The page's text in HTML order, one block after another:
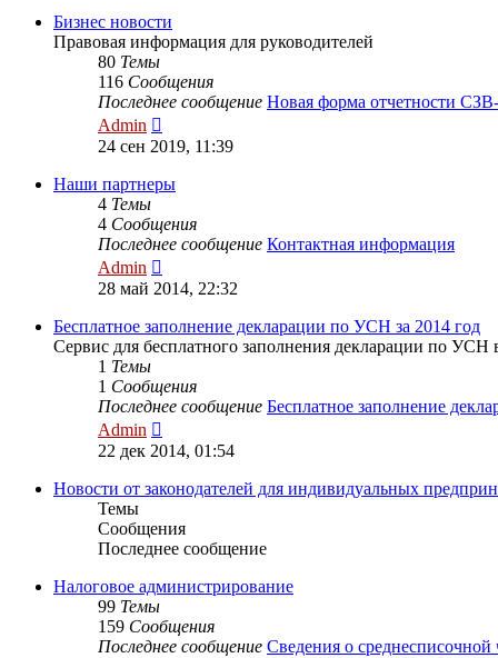
сообщению
Бизнес новости
Правовая информация для руководителей
80 Темы
116 Сообщения
Последнее сообщение Новая форма отчетности
Admin
к
сообщению
24 сен 2019, 11:39
Наши партнеры
4 Темы
4 Сообщения
Последнее сообщение Контактная информация
Admin
к
сообщению
28 май 2014, 22:32
Бесплатное заполнение декларации по УСН за 2014 год
Сервис для бесплатного заполнения декларации по
1 Темы
1 Сообщения
Последнее сообщение Бесплатное заполнение
Admin
к
сообщению
22 дек 2014, 01:54
Новости от законодателей для индивидуальных
Темы
Сообщения
Последнее сообщение
Налоговое администрирование
99 Темы
159 Сообщения
Последнее сообщение Сведения о